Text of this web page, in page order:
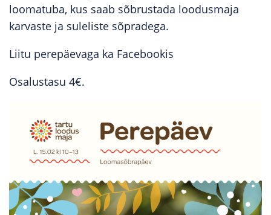
loomatuba, kus saab sõbrustada loodusmaja
karvaste ja suleliste sõpradega.
Liitu perepäevaga ka Facebookis
Osalustasu 4€.